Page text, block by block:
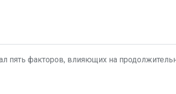
пять факторов, влияющих на